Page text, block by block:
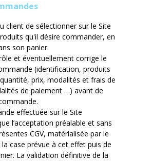
client de sélectionner sur le Site
qu'il désire commander, en
son panier.
et éventuellement corrige le
(identification, produits
prix, modalités et frais de
de paiement …) avant de
effectuée sur le Site
l’acceptation préalable et sans
CGV, matérialisée par le
case prévue à cet effet puis de
La validation définitive de la